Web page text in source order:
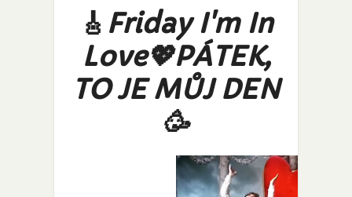
🎸 Friday I'm In
Love💖PÁTEK,
TO JE MŮJ DEN
🥳